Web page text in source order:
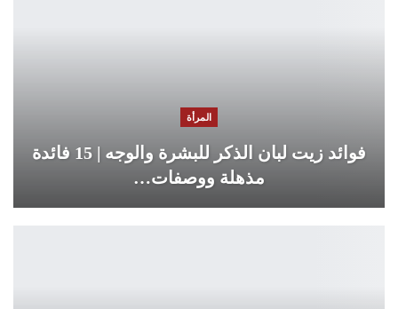
المرأة
فوائد زيت لبان الذكر للبشرة والوجه | 15 فائدة
مذهلة ووصفات…